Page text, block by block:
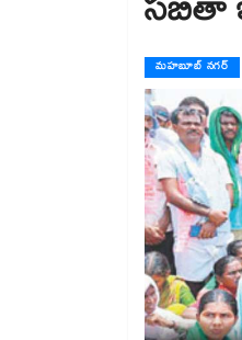
సబితా
మహబూబ్ నగర్